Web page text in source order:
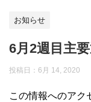
お知らせ
6月2週目主
投稿日：6月 14, 2020
この情報へのアク